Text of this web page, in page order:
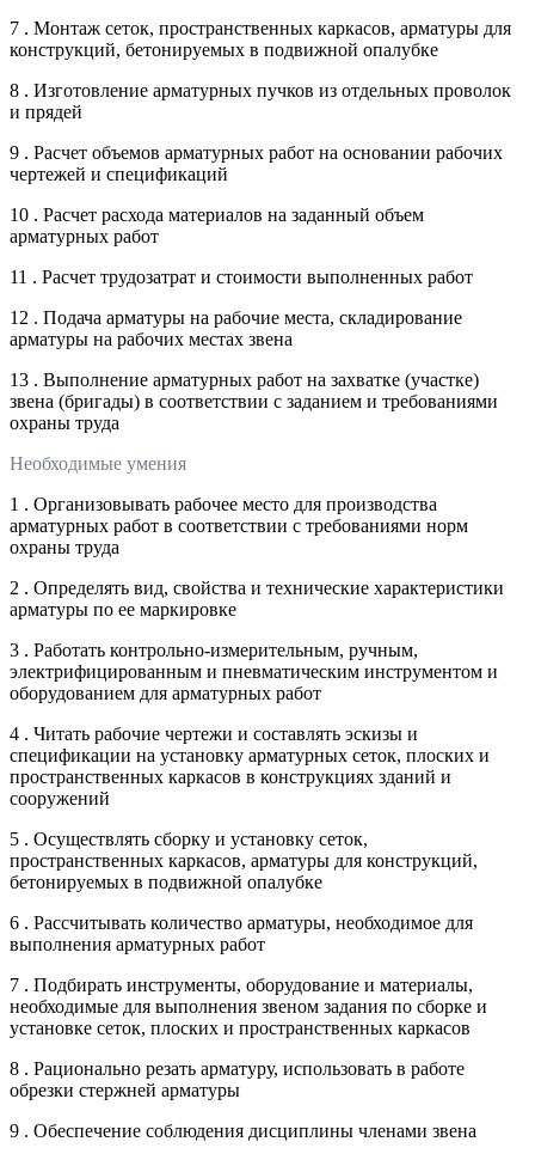
7 . Монтаж сеток, пространственных каркасов, арматуры для
конструкций, бетонируемых в подвижной опалубке
8 . Изготовление арматурных пучков из отдельных проволок
и прядей
9 . Расчет объемов арматурных работ на основании рабочих
чертежей и спецификаций
10 . Расчет расхода материалов на заданный объем
арматурных работ
11 . Расчет трудозатрат и стоимости выполненных работ
12 . Подача арматуры на рабочие места, складирование
арматуры на рабочих местах звена
13 . Выполнение арматурных работ на захватке (участке)
звена (бригады) в соответствии с заданием и требованиями
охраны труда
Необходимые умения
1 . Организовывать рабочее место для производства
арматурных работ в соответствии с требованиями норм
охраны труда
2 . Определять вид, свойства и технические характеристики
арматуры по ее маркировке
3 . Работать контрольно-измерительным, ручным,
электрифицированным и пневматическим инструментом и
оборудованием для арматурных работ
4 . Читать рабочие чертежи и составлять эскизы и
спецификации на установку арматурных сеток, плоских и
пространственных каркасов в конструкциях зданий и
сооружений
5 . Осуществлять сборку и установку сеток,
пространственных каркасов, арматуры для конструкций,
бетонируемых в подвижной опалубке
6 . Рассчитывать количество арматуры, необходимое для
выполнения арматурных работ
7 . Подбирать инструменты, оборудование и материалы,
необходимые для выполнения звеном задания по сборке и
установке сеток, плоских и пространственных каркасов
8 . Рационально резать арматуру, использовать в работе
обрезки стержней арматуры
9 . Обеспечение соблюдения дисциплины членами звена